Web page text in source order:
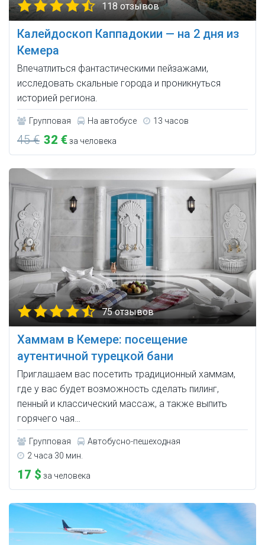
118 отзывов
Калейдоскоп Каппадокии — на 2 дня из
Кемера
Впечатлиться фантастическими пейзажами,
исследовать скальные города и проникнуться
историей региона.
Групповая На автобусе 13 часов
45 € 32 €за человека
75 отзывов
Хаммам в Кемере: посещение
аутентичной турецкой бани
Приглашаем вас посетить традиционный хаммам,
где у вас будет возможность сделать пилинг,
пенный и классический массаж, а также выпить
горячего чая…
Групповая
Автобусно-пешеходная
2 часа 30 мин.
17 $ за человека